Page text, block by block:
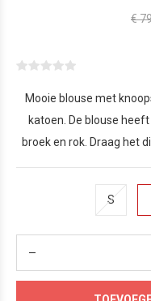
€
Mooie blouse met
katoen. De blouse
broek en rok. Draag het
S